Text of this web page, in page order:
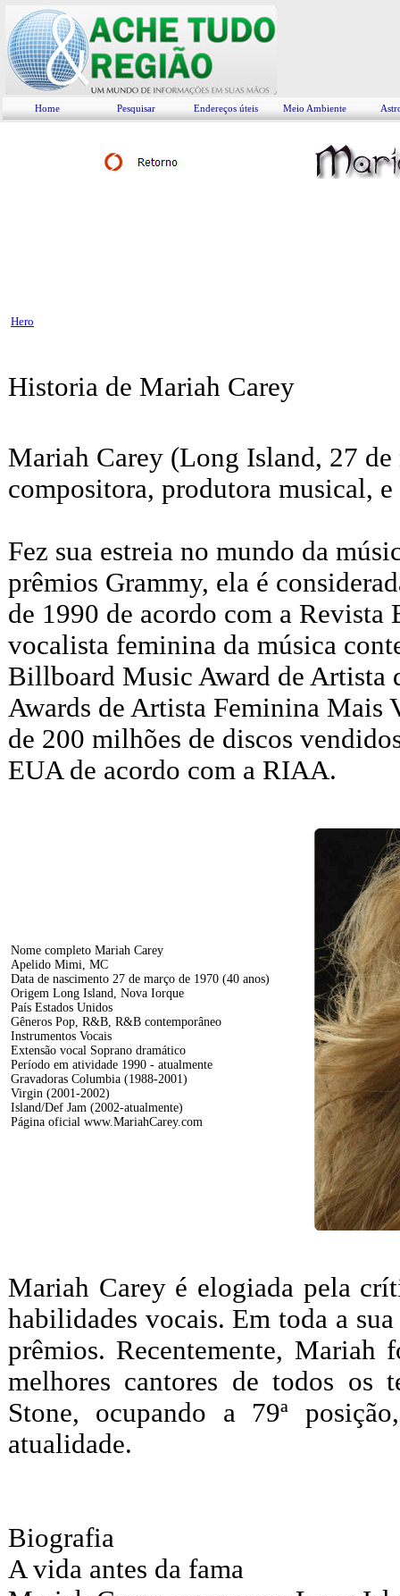
Home Pesquisar Endereços úteis Meio Ambiente
Hero
Historia de Mariah Carey
Mariah Carey (Long Island, 27
compositora, produtora musical,
Fez sua estreia no mundo da
prêmios Grammy, ela é
de 1990 de acordo com a
vocalista feminina da música
Billboard Music Award de Artista
Awards de Artista Feminina Mais
de 200 milhões de discos
EUA de acordo com a RIAA.
Nome completo Mariah Carey
Apelido Mimi, MC
Data de nascimento 27 de março de 1970 (40 anos)
Origem Long Island, Nova Iorque
País Estados Unidos
Gêneros Pop, R&B, R&B contemporâneo
Instrumentos Vocais
Extensão vocal Soprano dramático
Período em atividade 1990 - atualmente
Gravadoras Columbia (1988-2001)
Virgin (2001-2002)
Island/Def Jam (2002-atualmente)
Página oficial www.MariahCarey.com
Mariah Carey é elogiada pela
habilidades vocais. Em toda a
prêmios. Recentemente,
melhores cantores de todos os
Stone, ocupando a 79ª
atualidade.
Biografia
A vida antes da fama